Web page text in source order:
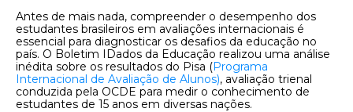
Antes de mais nada, compreender o desempenho dos
estudantes brasileiros em avaliações internacionais é
essencial para diagnosticar os desafios da educação no
país. O Boletim IDados da Educação realizou uma análise
inédita sobre os resultados do Pisa (Programa
Internacional de Avaliação de Alunos), avaliação trienal
conduzida pela OCDE para medir o conhecimento de
estudantes de 15 anos em diversas nações.